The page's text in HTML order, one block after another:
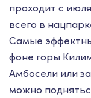
проходит с
всего в
Самые
фоне горы
Амбосели или
можно